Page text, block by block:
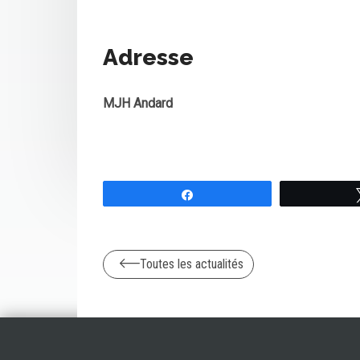
Adresse
MJH Andard
Toutes les actualités